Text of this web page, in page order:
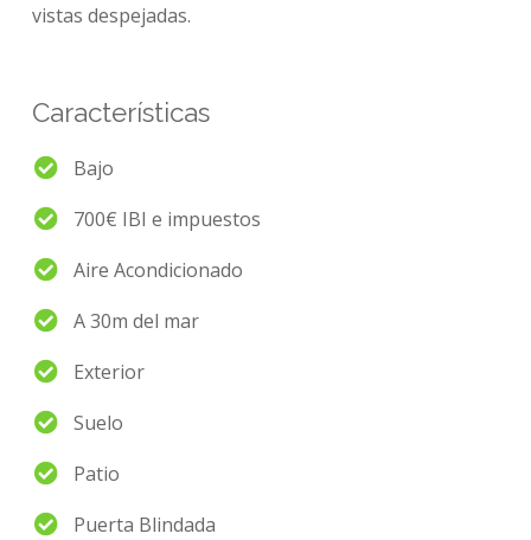
vistas despejadas.
Características
Bajo
700€ IBI e impuestos
Aire Acondicionado
A 30m del mar
Exterior
Suelo
Patio
Puerta Blindada